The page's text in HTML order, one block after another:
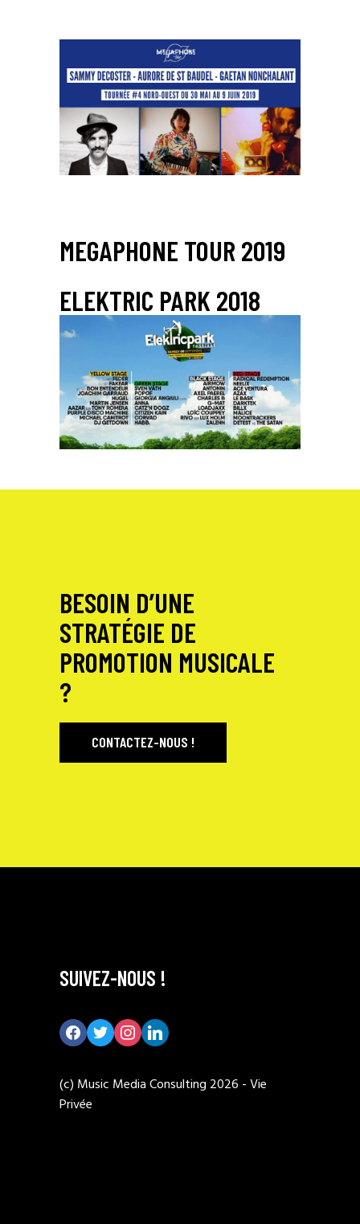
MEGAPHONE TOUR 2019
ELEKTRIC PARK 2018
BESOIN D’UNE
STRATÉGIE DE
PROMOTION MUSICALE
?
CONTACTEZ-NOUS !
SUIVEZ-NOUS !
facebook
twitterinstagram
linkedin
(c) Music Media Consulting 2026 -Vie
Privée